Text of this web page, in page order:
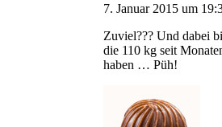
7. Januar 2015 um
Zuviel??? Und dabei
die 110 kg seit
haben … Püh!